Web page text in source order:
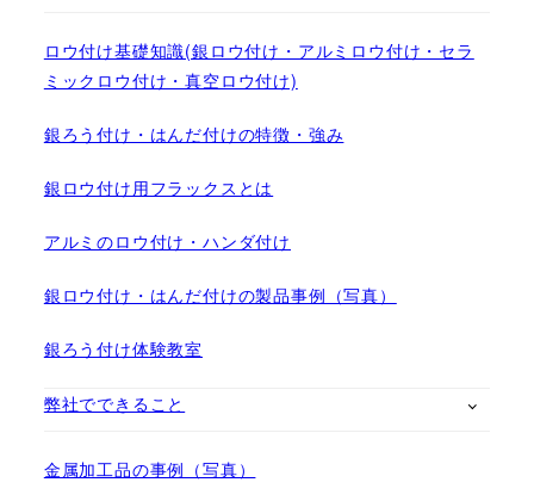
ロウ付け基礎知識(銀ロウ付け・アルミロウ付け・セラ
ミックロウ付け・真空ロウ付け)
銀ろう付け・はんだ付けの特徴・強み
銀ロウ付け用フラックスとは
アルミのロウ付け・ハンダ付け
銀ロウ付け・はんだ付けの製品事例（写真）
銀ろう付け体験教室
弊社でできること
金属加工品の事例（写真）